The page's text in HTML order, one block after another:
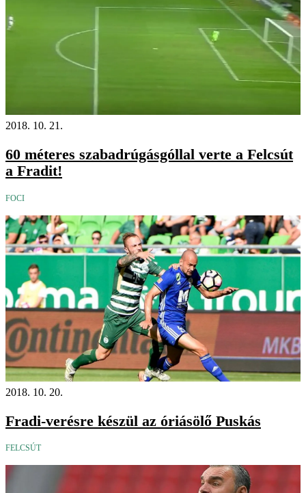
2018. 10. 21.
60 méteres szabadrúgásgóllal verte a Felcsút
a Fradit!
FOCI
2018. 10. 20.
Fradi-verésre készül az óriásölő Puskás
FELCSÚT